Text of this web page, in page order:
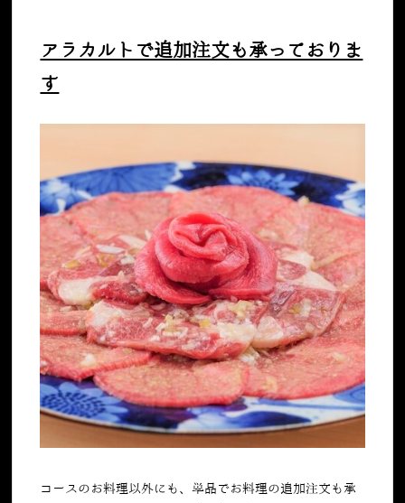
アラカルトで追加注文も承っておりま
す
コースのお料理以外にも、単品でお料理の追加注文も承